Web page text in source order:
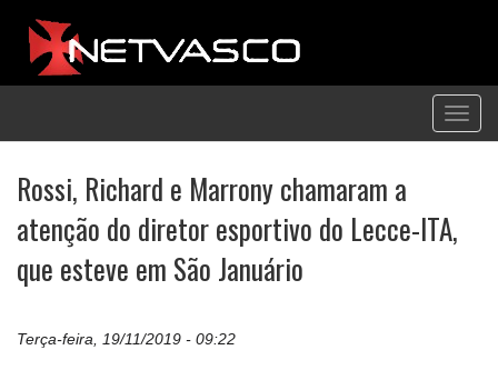
Rossi, Richard e Marrony chamaram a
atenção do diretor esportivo do Lecce-ITA,
que esteve em São Januário
Terça-feira, 19/11/2019 - 09:22